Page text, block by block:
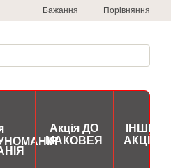
Бажання Порівняння
Акція ДО
МАКОВЕЯ
ІНШІ
АКЦІЇ